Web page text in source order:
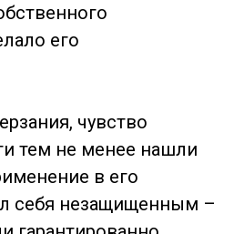
его
чувство
тем не менее нашли
в его
себя незащищенным –